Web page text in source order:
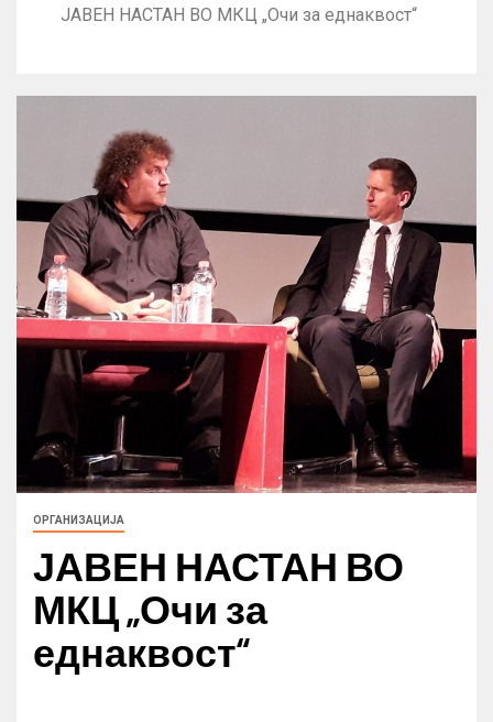
ЈАВЕН НАСТАН ВО МКЦ „Очи за еднаквост“
ОРГАНИЗАЦИЈА
ЈАВЕН НАСТАН ВО
МКЦ „Очи за
еднаквост“